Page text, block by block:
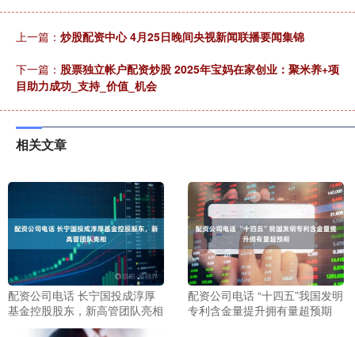
上一篇： 炒股配资中心 4月25日晚间央视新闻联播要闻集锦
下一篇： 股票独立帐户配资炒股 2025年宝妈在家创业：聚米养+项
目助力成功_支持_价值_机会
相关文章
配资公司电话 长宁国投成淳厚
基金控股股东，新高管团队亮相
配资公司电话 “十四五”我国发明
专利含金量提升拥有量超预期